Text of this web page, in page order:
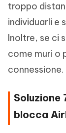
troppo
individuarli e
Inoltre, se ci
come muri o
connessione.
Soluzione
blocca